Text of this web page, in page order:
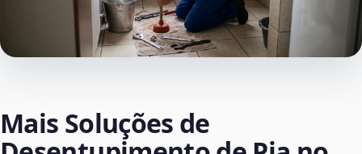
Mais Soluções de